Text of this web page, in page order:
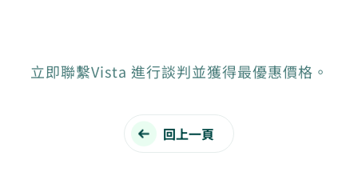
立即聯繫Vista 進行談判並獲得最優惠價格。
回上一頁